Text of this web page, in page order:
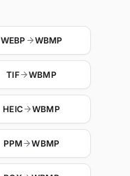
WEBP WBMP
TIF WBMP
HEIC WBMP
PPM WBMP